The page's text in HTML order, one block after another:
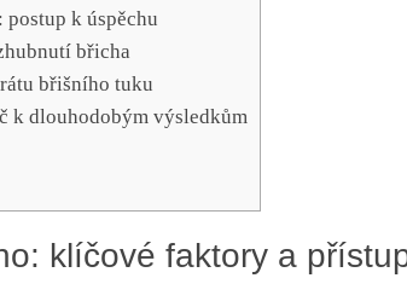
k úspěchu
břicha
břišního tuku
k dlouhodobým výsledkům
klíčové faktory a